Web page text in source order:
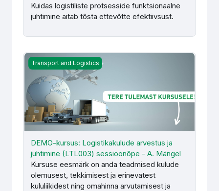
Kuidas logistiliste protsesside funktsionaalne
juhtimine aitab tõsta ettevõtte efektiivsust.
DEMO-kursus: Logistikakulude arvestus ja juhtimine
Transport and Logistics
DEMO-kursus: Logistikakulude arvestus ja
juhtimine (LTL003) sessioonõpe - A. Mängel
Kursuse eesmärk on anda teadmised kulude
olemusest, tekkimisest ja erinevatest
kululiikidest ning omahinna arvutamisest ja